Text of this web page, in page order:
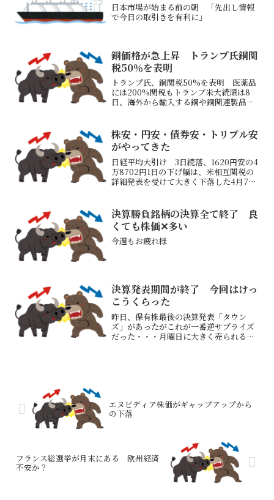
日本市場が始まる前の朝 「先出し情報
で今日の取引きを有利に」
銅価格が急上昇 トランプ氏銅関
税50％を表明
トランプ氏、銅関税50%を表明 医薬品
には200%関税もトランプ米大統領は8
日、海外から輸入する銅や銅関連製品に
設けたうえで200%の追加関税を課すい
ずれも近く正式...
株安・円安・債券安・トリプル安
がやってきた
日経平均大引け 3日続落、1620円安の4
万8702円1日の下げ幅は、米相互関税の
詳細発表を受けて大きく下落した4月7日
いるタイミングで日本国債利回りが上昇
し、為替...
決算勝負銘柄の決算全て終了 良
くても株価✕多い
今週もお疲れ様
決算発表期間が終了 今回はけっ
こうくらった
昨日、保有株最後の決算発表「タウン
ズ」があったがこれが一番逆サプライズ
だった・・・月曜日に大きく売られるだ
エヌビディア株価がギャップアップから
の下落
フランス総選挙が月末にある 欧州経済
不安か？